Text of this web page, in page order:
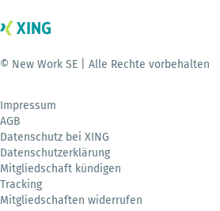
© New Work SE | Alle Rechte vorbehalten
Impressum
AGB
Datenschutz bei XING
Datenschutzerklärung
Mitgliedschaft kündigen
Tracking
Mitgliedschaften widerrufen